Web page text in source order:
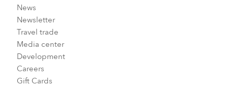
News
Newsletter
Travel trade
Media center
Development
Careers
Gift Cards